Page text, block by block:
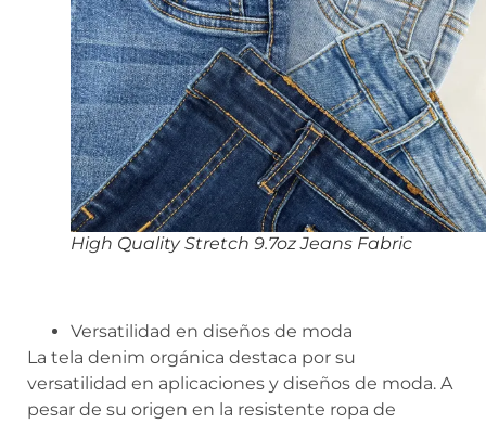
High Quality Stretch 9.7oz Jeans Fabric
Versatilidad en diseños de moda
La tela denim orgánica destaca por su
versatilidad en aplicaciones y diseños de moda. A
pesar de su origen en la resistente ropa de